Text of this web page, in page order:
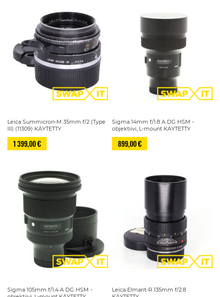
Leica Summicron-M 35mm f/2 (Type
III) (11309) KÄYTETTY
1 399,00 €
Sigma 14mm f/1.8 A DG HSM -
objektiivi, L-mount KÄYTETTY
899,00 €
Sigma 105mm f/1.4 A DG HSM -
Leica Elmarit-R 135mm f/2.8